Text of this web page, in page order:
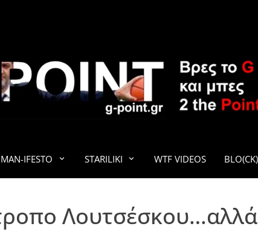
G-
MAN-IFESTO STARILIKI WTF VIDEOS